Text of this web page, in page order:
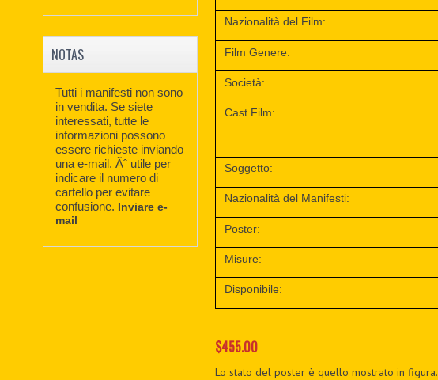
Nazionalità del Film:
Film Genere:
Società:
Cast Film:
Soggetto:
Nazionalità del Manifesti:
Poster:
Misure:
Disponibile:
$455.00
Lo stato del poster è quello mostrato in figura.
NOTAS
Tutti i manifesti non sono
in vendita. Se siete
interessati, tutte le
informazioni possono
essere richieste inviando
una e-mail. Ãˆ utile per
indicare il numero di
cartello per evitare
confusione. Inviare e-
mail